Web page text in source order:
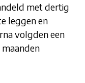
met dertig
leggen en
volgden een